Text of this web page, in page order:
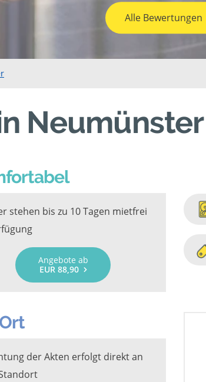
Alle Bewertungen
Neumünster
stehen bis zu 10 Tagen mietfrei
Angebote ab
EUR 88,90
der Akten erfolgt direkt an